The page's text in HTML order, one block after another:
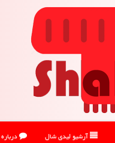
آرشیو لیدی شال